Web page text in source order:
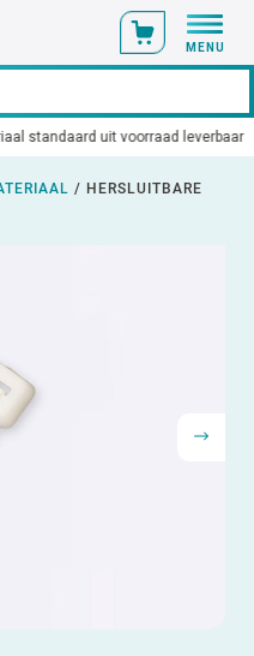
MENU
uit voorraad leverbaar
/ HERSLUITBARE